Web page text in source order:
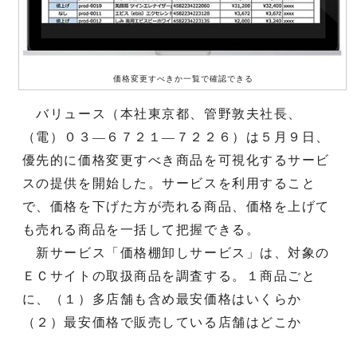
価格変更すべきか一覧で確認できる
バリュース（本社東京都、管野敦夫社長、
（電）０３—６７２１—７２２６）は５月９日、
優先的に価格変更すべき商品を可視化するサービ
スの提供を開始した。サービスを利用すること
で、価格を下げた方が売れる商品、価格を上げて
も売れる商品を一括して把握できる。
新サービス「価格棚卸しサービス」は、対象の
ＥＣサイトの取扱商品を調査する。１商品ごと
に、（１）多店舗も含め最安価格はいくらか
（２）最安価格で販売している店舗はどこか